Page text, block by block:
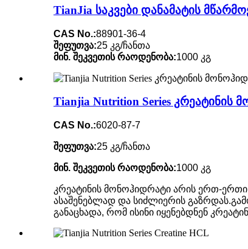
TianJia საკვები დანამატის
CAS No.:88901-36-4
შეფუთვა:25 კგ/ჩანთა
მინ. შეკვეთის რაოდენობა:1000 კგ
Tianjia Nutrition Series კრეატინის
CAS No.:6020-87-7
შეფუთვა:25 კგ/ჩანთა
მინ. შეკვეთის რაოდენობა:1000 კგ
კრეატინის მონოჰიდრატი არის ერთ-
ასაშენებლად და სიძლიერის
განაცხადა, რომ ისინი იყენებდნენ